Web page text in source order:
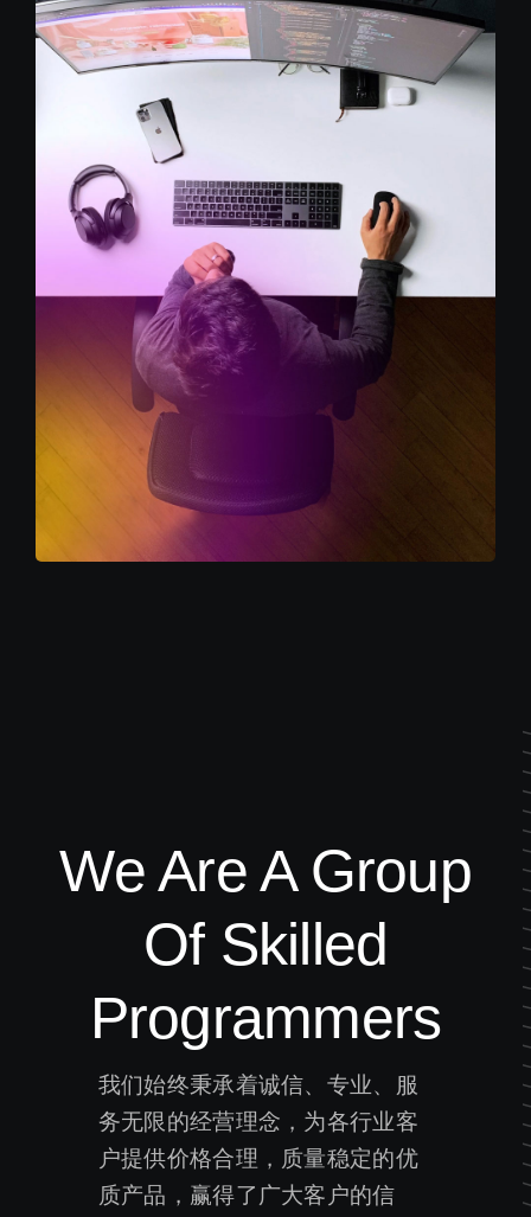
We Are A Group
Of Skilled
Programmers
我们始终秉承着诚信、专业、服
务无限的经营理念，为各行业客
户提供价格合理，质量稳定的优
质产品，赢得了广大客户的信